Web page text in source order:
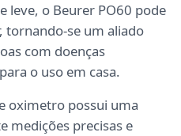
leve, o Beurer PO60 pode
tornando-se um aliado
com doenças
o uso em casa.
oximetro possui uma
medições precisas e